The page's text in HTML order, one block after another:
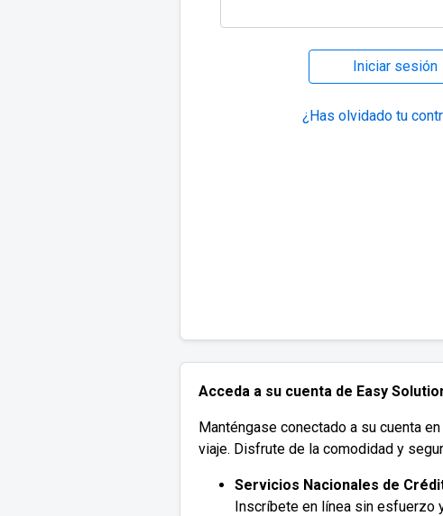
Iniciar sesión
¿Has olvidado tu
Acceda a su cuenta de Easy
Manténgase conectado a su cuenta
viaje. Disfrute de la comodidad y
Servicios Nacionales de
Inscríbete en línea sin esfuerzo